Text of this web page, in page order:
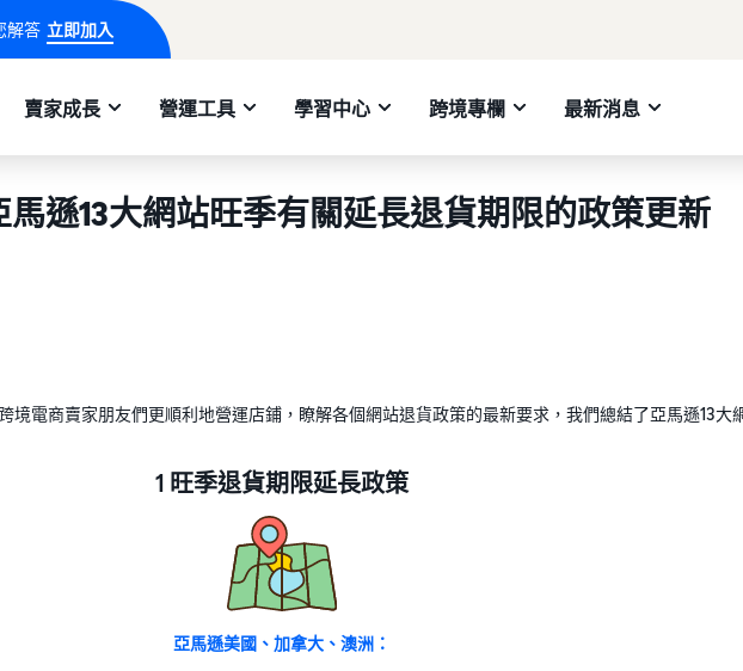
解答 立即加入
賣家成長 營運工具 學習中心 跨境專欄 最新消息
遜13大網站旺季有關延長退貨期限的政策更新
境電商賣家朋友們更順利地營運店鋪，瞭解各個網站退貨政策的最新要求，我們總結了亞馬遜13大
1 旺季退貨期限延長政策
亞馬遜美國、加拿大、澳洲：